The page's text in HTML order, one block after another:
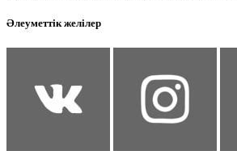
Әлеуметтік желілер